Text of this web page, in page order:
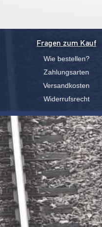
Fragen zum Kauf
Wie bestellen?
Zahlungsarten
Versandkosten
Widerrufsrecht